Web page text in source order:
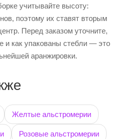
учитывайте высоту:
поэтому их ставят вторым
Перед заказом уточните,
и как упакованы стебли — это
аранжировки.
Желтые альстромерии
Розовые альстромерии